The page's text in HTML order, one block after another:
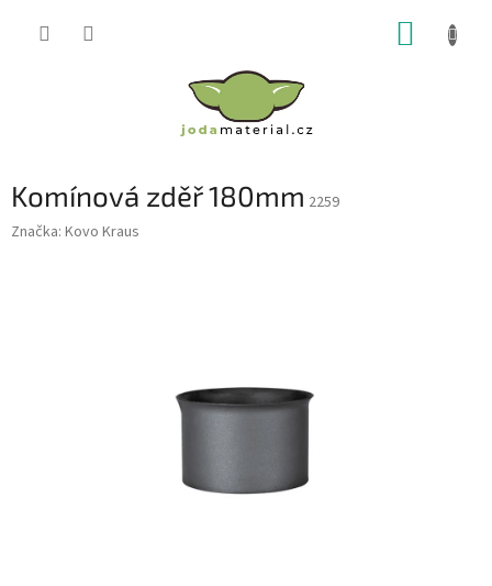
Komínová zděř 180mm 2259
Značka: Kovo Kraus